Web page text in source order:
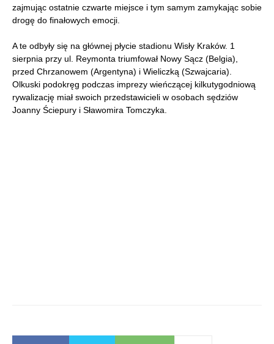
zajmując ostatnie czwarte miejsce i tym samym zamykając sobie
drogę do finałowych emocji.
A te odbyły się na głównej płycie stadionu Wisły Kraków. 1
sierpnia przy ul. Reymonta triumfował Nowy Sącz (Belgia),
przed Chrzanowem (Argentyna) i Wieliczką (Szwajcaria).
Olkuski podokręg podczas imprezy wieńczącej kilkutygodniową
rywalizację miał swoich przedstawicieli w osobach sędziów
Joanny Ściepury i Sławomira Tomczyka.